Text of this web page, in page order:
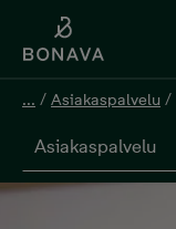
... / Asiakaspalvelu /
Asiakaspalvelu